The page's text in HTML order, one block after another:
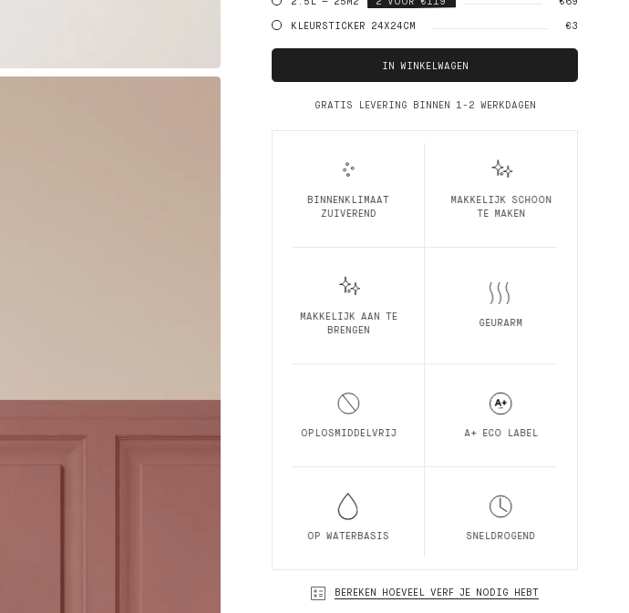
luchtvochtigheid zoals badkamers
KLEURSTICKER 24X24CM €3
IN WINKELWAGEN
GRATIS LEVERING BINNEN 1-2 WERKDAGEN
BINNENKLIMAAT
ZUIVEREND
MAKKELIJK SCHOON
TE MAKEN
MAKKELIJK AAN TE
BRENGEN
GEURARM
OPLOSMIDDELVRIJ A+ ECO LABEL
OP WATERBASIS SNELDROGEND
BEREKEN HOEVEEL VERF JE NODIG HEBT